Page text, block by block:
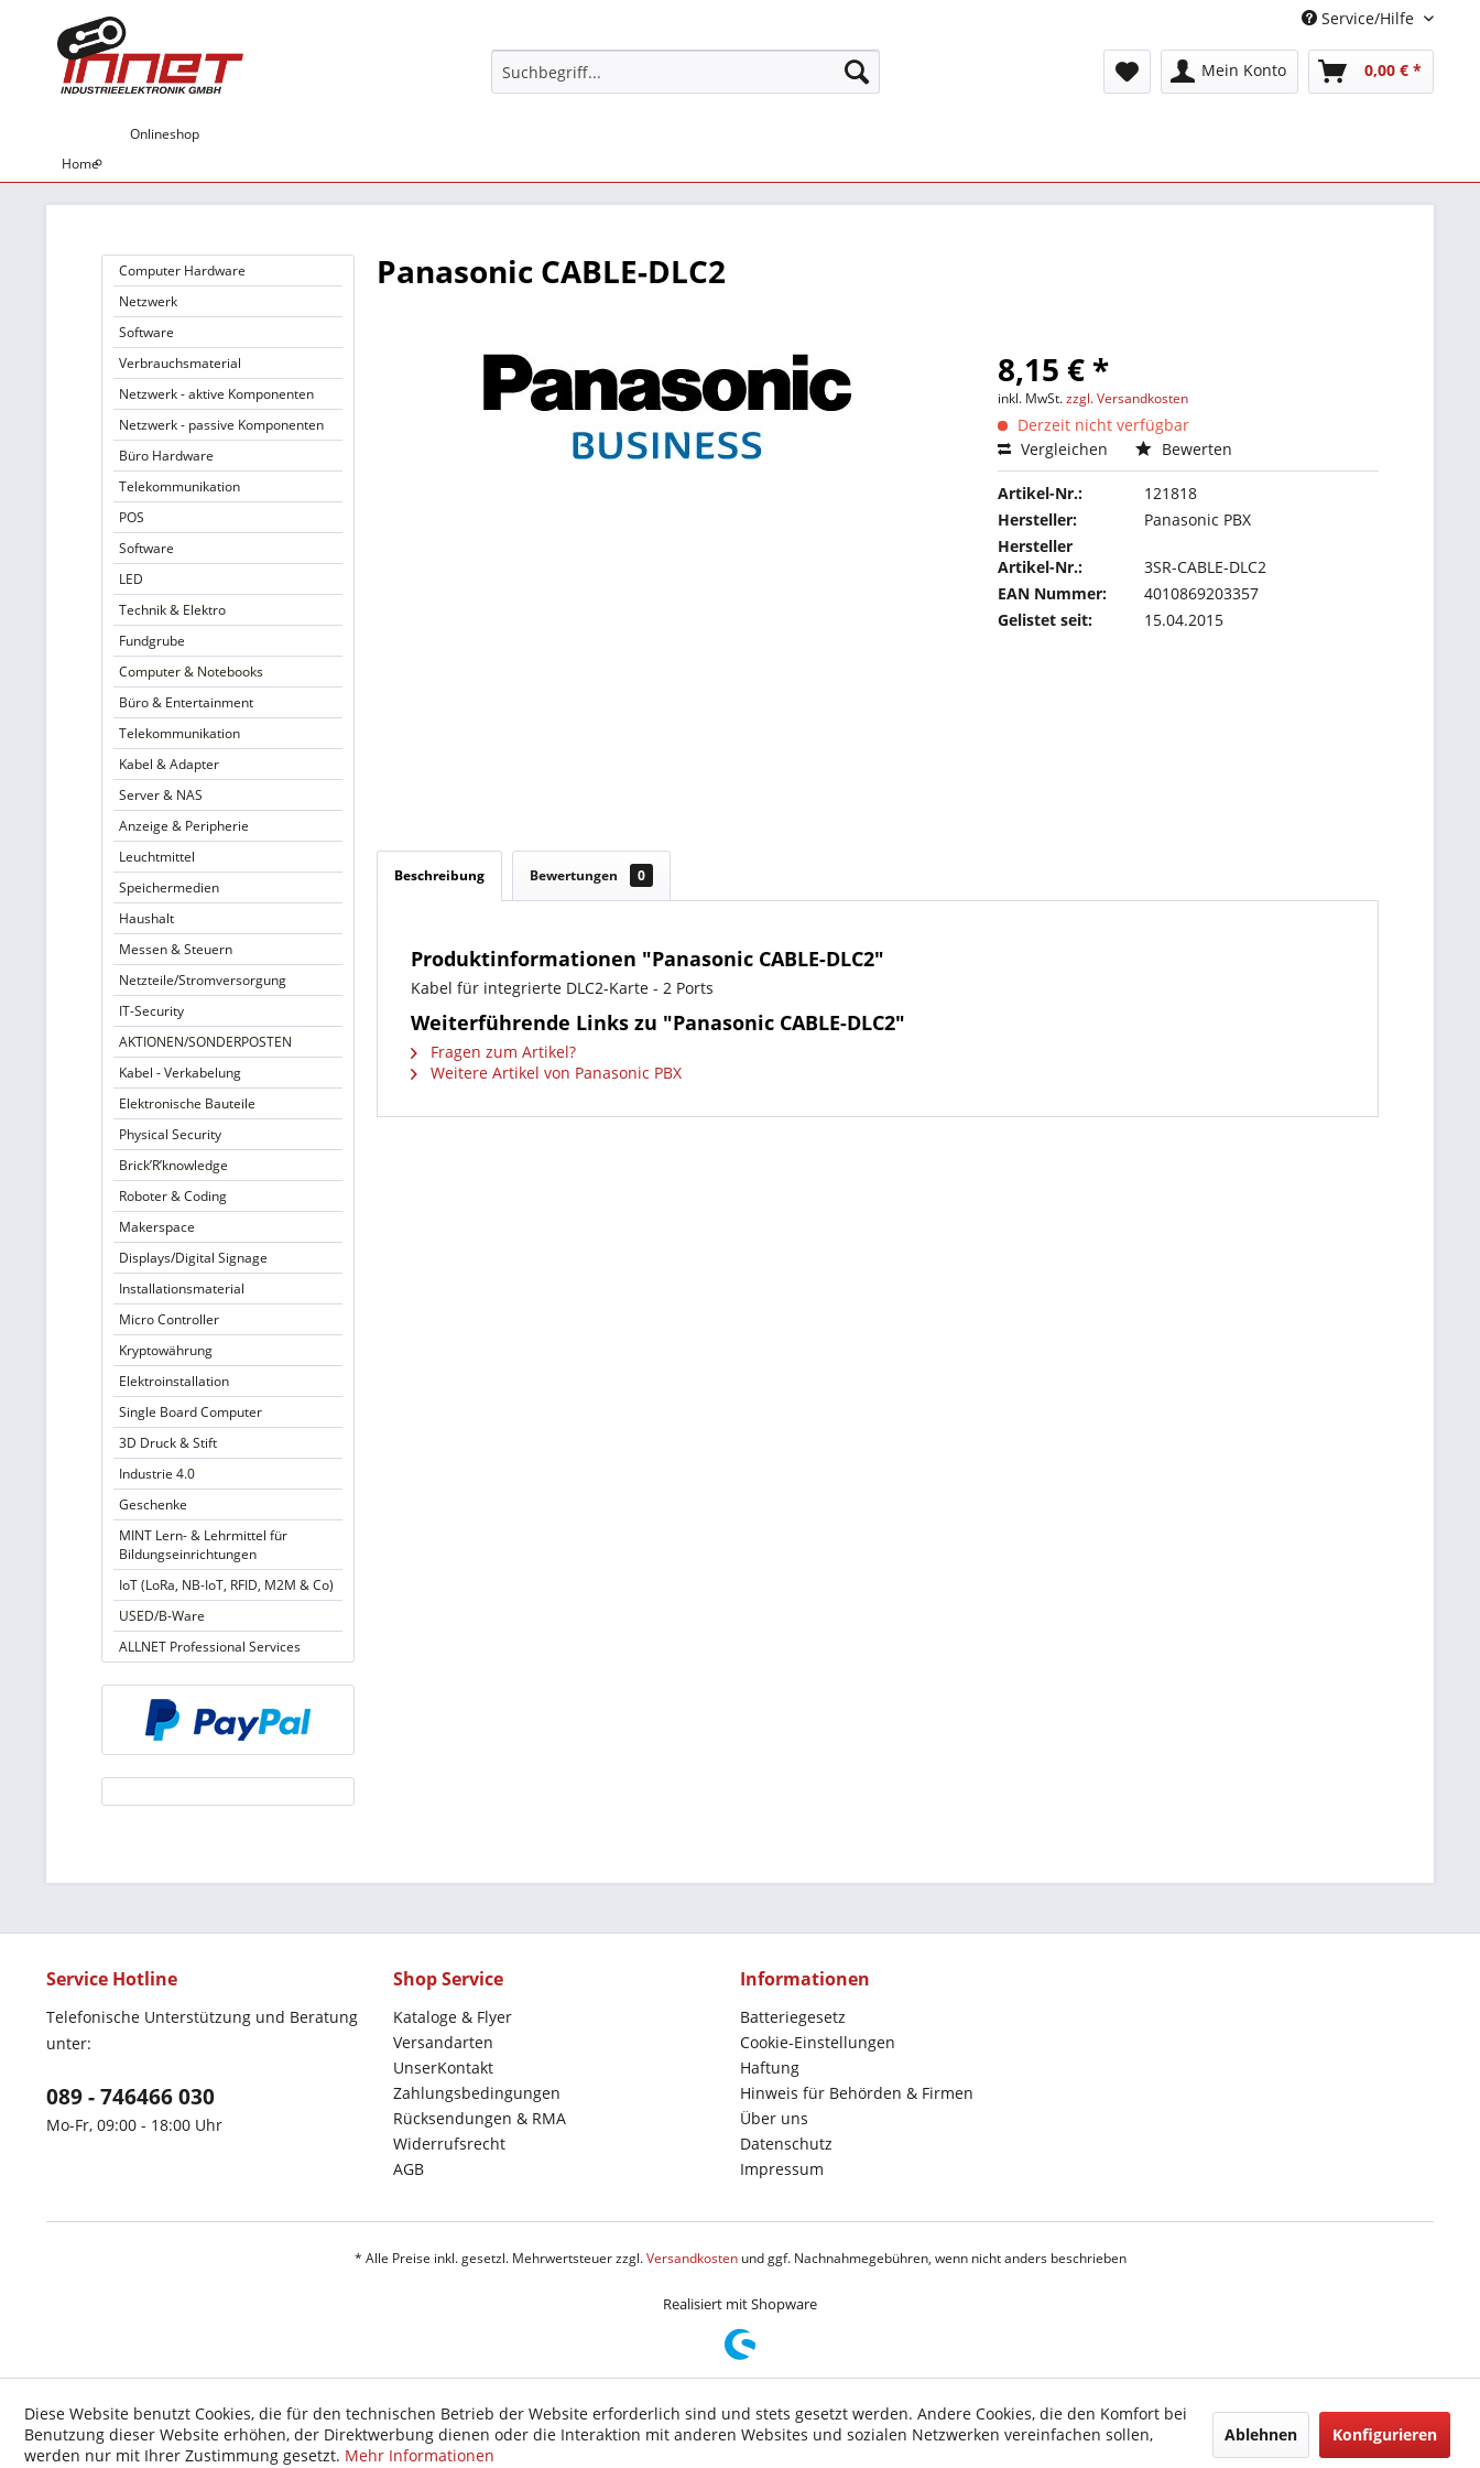
Service/Hilfe
Mein Konto 0,00 € *
Home
Onlineshop
Computer Hardware
Netzwerk
Software
Verbrauchsmaterial
Netzwerk - aktive Komponenten
Netzwerk - passive Komponenten
Büro Hardware
Telekommunikation
POS
Software
LED
Technik & Elektro
Fundgrube
Computer & Notebooks
Büro & Entertainment
Telekommunikation
Kabel & Adapter
Server & NAS
Anzeige & Peripherie
Leuchtmittel
Speichermedien
Haushalt
Messen & Steuern
Netzteile/Stromversorgung
IT-Security
AKTIONEN/SONDERPOSTEN
Kabel - Verkabelung
Elektronische Bauteile
Physical Security
Brick’R’knowledge
Roboter & Coding
Makerspace
Displays/Digital Signage
Installationsmaterial
Micro Controller
Kryptowährung
Elektroinstallation
Single Board Computer
3D Druck & Stift
Industrie 4.0
Geschenke
MINT Lern- & Lehrmittel für
Bildungseinrichtungen
IoT (LoRa, NB-IoT, RFID, M2M & Co)
USED/B-Ware
ALLNET Professional Services
Panasonic CABLE-DLC2
8,15 € *
inkl. MwSt.zzgl. Versandkosten
Derzeit nicht verfügbar
Vergleichen
Bewerten
Artikel-Nr.:
121818
Hersteller:
Panasonic PBX
Hersteller
Artikel-Nr.:
3SR-CABLE-DLC2
EAN Nummer:
4010869203357
Gelistet seit:
15.04.2015
Beschreibung Bewertungen 0
Produktinformationen "Panasonic CABLE-DLC2"
Kabel für integrierte DLC2-Karte - 2 Ports
Weiterführende Links zu "Panasonic CABLE-DLC2"
Fragen zum Artikel?
Weitere Artikel von Panasonic PBX
Service Hotline
Telefonische Unterstützung und Beratung
unter:
089 - 746466 030
Mo-Fr, 09:00 - 18:00 Uhr
Shop Service
Kataloge & Flyer
Versandarten
UnserKontakt
Zahlungsbedingungen
Rücksendungen & RMA
Widerrufsrecht
AGB
Informationen
Batteriegesetz
Cookie-Einstellungen
Haftung
Hinweis für Behörden & Firmen
Über uns
Datenschutz
Impressum
* Alle Preise inkl. gesetzl. Mehrwertsteuer zzgl.Versandkostenund ggf. Nachnahmegebühren, wenn nicht anders beschrieben
Realisiert mit Shopware
Diese Website benutzt Cookies, die für den technischen Betrieb der Website erforderlich sind und stets gesetzt werden. Andere Cookies, die den Komfort bei
Benutzung dieser Website erhöhen, der Direktwerbung dienen oder die Interaktion mit anderen Websites und sozialen Netzwerken vereinfachen sollen,
werden nur mit Ihrer Zustimmung gesetzt. Mehr Informationen
Ablehnen Konfigurieren